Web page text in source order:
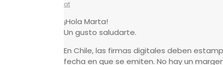
at
¡Hola Marta!
Un gusto saludarte.
En Chile, las firmas digitales deben
fecha en que se emiten. No hay un